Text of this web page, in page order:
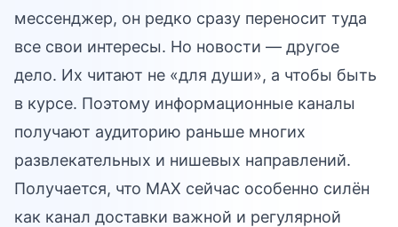
мессенджер, он редко сразу переносит туда
все свои интересы. Но новости — другое
дело. Их читают не «для души», а чтобы быть
в курсе. Поэтому информационные каналы
получают аудиторию раньше многих
развлекательных и нишевых направлений.
Получается, что MAX сейчас особенно силён
как канал доставки важной и регулярной